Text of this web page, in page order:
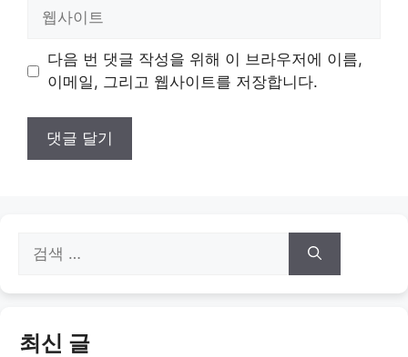
트
다음 번 댓글 작성을 위해 이 브라우저에 이름,
이메일, 그리고 웹사이트를 저장합니다.
색:
최신 글